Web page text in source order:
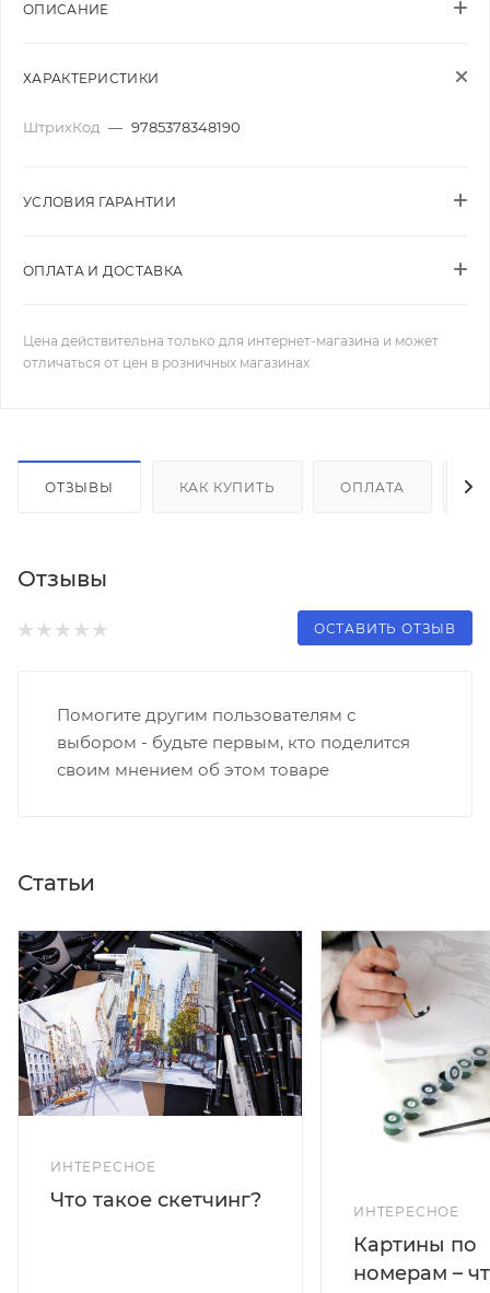
ОПИСАНИЕ
ХАРАКТЕРИСТИКИ
ШтрихКод — 9785378348190
УСЛОВИЯ ГАРАНТИИ
ОПЛАТА И ДОСТАВКА
Цена действительна только для интернет-магазина и может
отличаться от цен в розничных магазинах
ОТЗЫВЫ КАК КУПИТЬ ОПЛАТА
Отзывы
ОСТАВИТЬ ОТЗЫВ
Помогите другим пользователям с
выбором - будьте первым, кто поделится
своим мнением об этом товаре
Статьи
ИНТЕРЕСНОЕ
Что такое скетчинг?
ИНТЕРЕСНОЕ
Картины по
номерам –